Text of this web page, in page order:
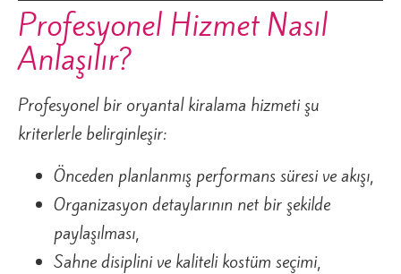
Profesyonel Hizmet Nasıl
Anlaşılır?
Profesyonel bir oryantal kiralama hizmeti şu
kriterlerle belirginleşir:
Önceden planlanmış performans süresi ve akışı,
Organizasyon detaylarının net bir şekilde
paylaşılması,
Sahne disiplini ve kaliteli kostüm seçimi,